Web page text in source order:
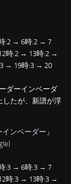
:2 → 6時:2 → 7
時:2 → 13時:2 →
→ 19時:3 → 20
ダーインベーダ
したが、新譜が浮
インベーダー 」
:3 → 6時:3 → 7
時:3 → 13時:3 →